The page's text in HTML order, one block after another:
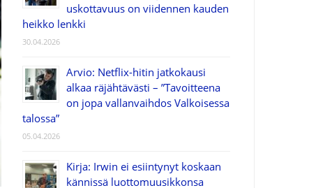
uskottavuus on viidennen kauden
heikko lenkki
30.04.2026
Arvio: Netflix-hitin jatkokausi
alkaa räjähtävästi – ”Tavoitteena
on jopa vallanvaihdos Valkoisessa
talossa”
05.04.2026
Kirja: Irwin ei esiintynyt koskaan
kännissä luottomuusikkonsa